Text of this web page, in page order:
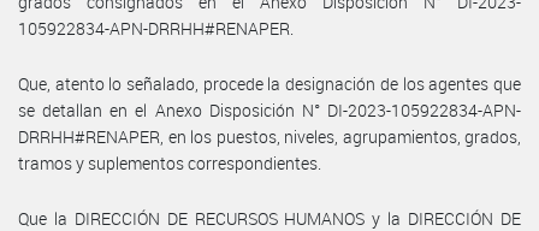
105922834-APN-DRRHH#RENAPER.
Que, atento lo señalado, procede la designación de los agentes que
se detallan en el Anexo Disposición N° DI-2023-105922834-APN-
DRRHH#RENAPER, en los puestos, niveles, agrupamientos, grados,
tramos y suplementos correspondientes.
Que la DIRECCIÓN DE RECURSOS HUMANOS y la DIRECCIÓN DE